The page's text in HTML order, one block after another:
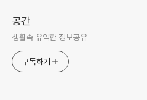
공간
생활속 유익한 정보공유
구독하기